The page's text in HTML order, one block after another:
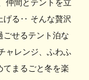
仲間とテントを立
げる‥ そんな贅沢
ごせるテント泊な
ャレンジ、ふわふ
まるごと冬を楽